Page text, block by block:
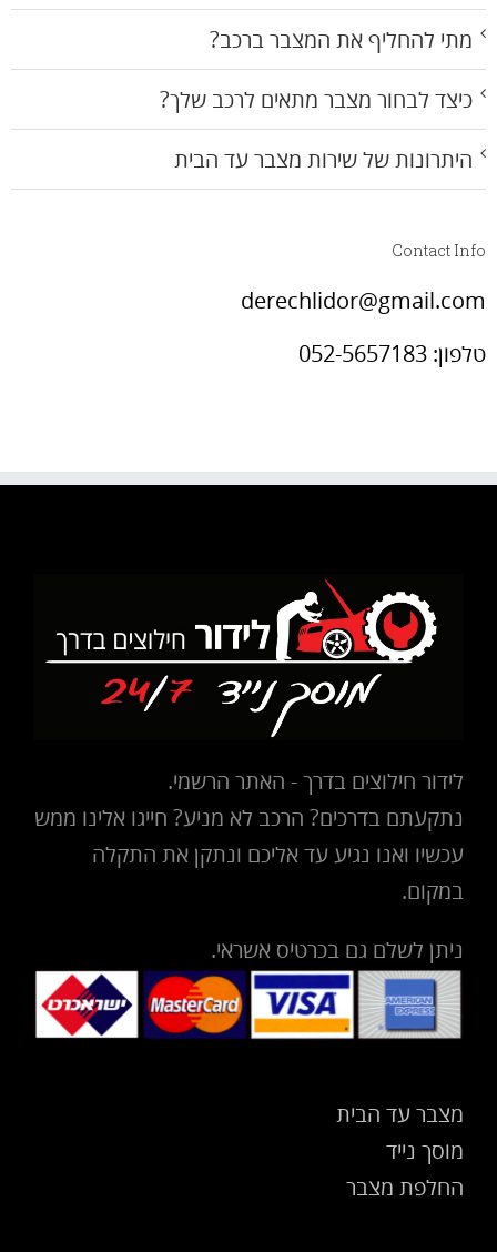
מתי להחליף את המצבר ברכב?
כיצד לבחור מצבר מתאים לרכב שלך?
היתרונות של שירות מצבר עד הבית
Contact Info
derechlidor@gmail.com
טלפון: 052-5657183
לידור חילוצים בדרך - האתר הרשמי.
נתקעתם בדרכים? הרכב לא מניע? חייגו אלינו ממש
עכשיו ואנו נגיע עד אליכם ונתקן את התקלה
במקום.
ניתן לשלם גם בכרטיס אשראי.
מצבר עד הבית
מוסך נייד
החלפת מצבר